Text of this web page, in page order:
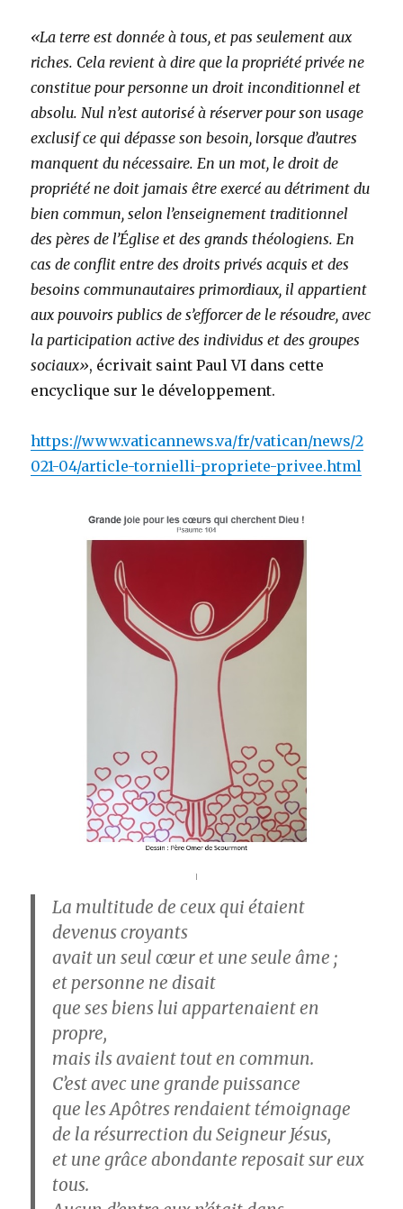
«La terre est donnée à tous, et pas seulement aux
riches. Cela revient à dire que la propriété privée ne
constitue pour personne un droit inconditionnel et
absolu. Nul n’est autorisé à réserver pour son usage
exclusif ce qui dépasse son besoin, lorsque d’autres
manquent du nécessaire. En un mot, le droit de
propriété ne doit jamais être exercé au détriment du
bien commun, selon l’enseignement traditionnel
des pères de l’Église et des grands théologiens. En
cas de conflit entre des droits privés acquis et des
besoins communautaires primordiaux, il appartient
aux pouvoirs publics de s’efforcer de le résoudre, avec
la participation active des individus et des groupes
sociaux», écrivait saint Paul VI dans cette
encyclique sur le développement.
https://www.vaticannews.va/fr/vatican/news/2
021-04/article-tornielli-propriete-privee.html
La multitude de ceux qui étaient
devenus croyants
avait un seul cœur et une seule âme ;
et personne ne disait
que ses biens lui appartenaient en
propre,
mais ils avaient tout en commun.
C’est avec une grande puissance
que les Apôtres rendaient témoignage
de la résurrection du Seigneur Jésus,
et une grâce abondante reposait sur eux
tous.